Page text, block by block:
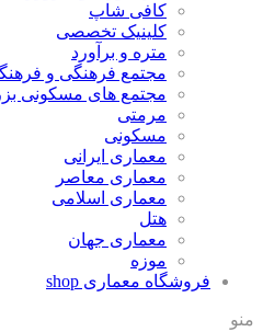
کافی شاپ
کلینیک تخصصی
متره و برآورد
مجتمع فرهنگی و
مجتمع های مسکونی
مرمتی
مسکونی
معماری ایرانی
معماری معاصر
معماری اسلامی
هتل
معماری جهان
موزه
فروشگاه معماری shop
منو